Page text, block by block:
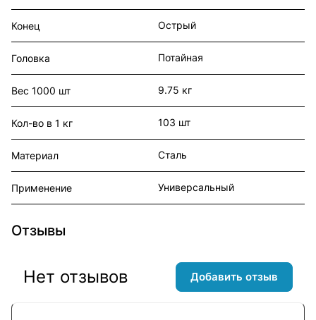
Конец Острый
Головка Потайная
Вес 1000 шт 9.75 кг
Кол-во в 1 кг 103 шт
Материал Сталь
Применение Универсальный
Отзывы
Нет отзывов Добавить отзыв